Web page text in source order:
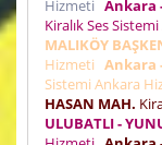
Hizmeti Ankara
Kiralık Ses
MALIKÖY
Hizmeti Ankara
Sistemi Ankara
HASAN MAH.
ULUBATLI -